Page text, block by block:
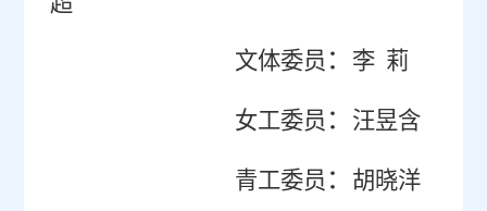
文体委员 ： 李 莉
女工委员 ： 汪昱含
青工委员 ： 胡晓洋